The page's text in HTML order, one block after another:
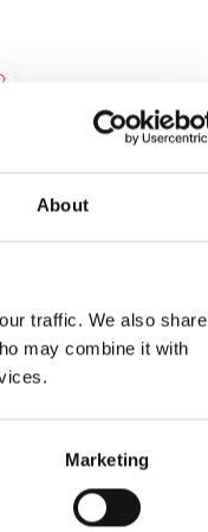
About
traffic. We also share
may combine it with
Marketing